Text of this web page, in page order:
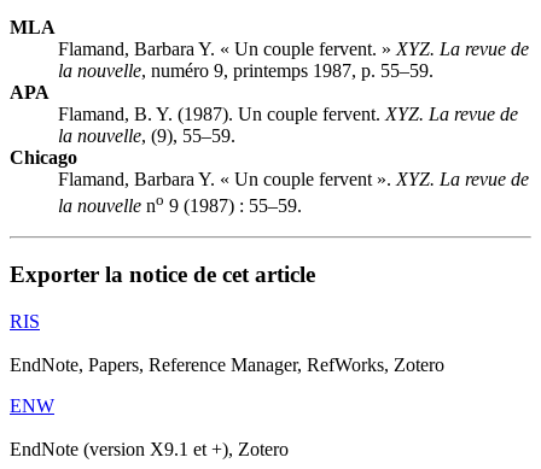
MLA
Flamand, Barbara Y. « Un couple fervent. » XYZ. La revue de
la nouvelle, numéro 9, printemps 1987, p. 55–59.
APA
Flamand, B. Y. (1987). Un couple fervent. XYZ. La revue de
la nouvelle, (9), 55–59.
Chicago
Flamand, Barbara Y. « Un couple fervent ». XYZ. La revue de
la nouvelle no 9 (1987) : 55–59.
Exporter la notice de cet article
RIS
EndNote, Papers, Reference Manager, RefWorks, Zotero
ENW
EndNote (version X9.1 et +), Zotero